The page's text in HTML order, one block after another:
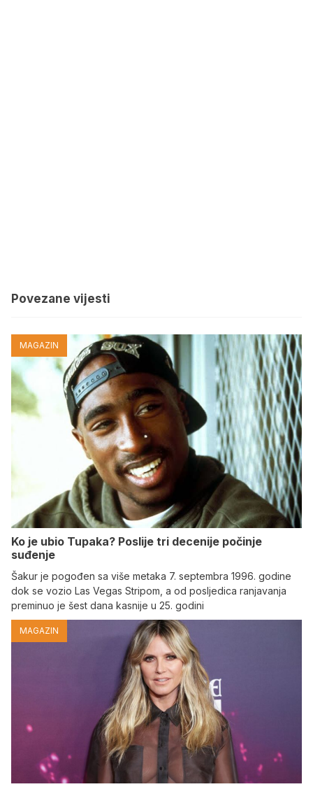
Povezane vijesti
MAGAZIN
Ko je ubio Tupaka? Poslije tri decenije počinje
suđenje
Šakur je pogođen sa više metaka 7. septembra 1996. godine
dok se vozio Las Vegas Stripom, a od posljedica ranjavanja
preminuo je šest dana kasnije u 25. godini
MAGAZIN